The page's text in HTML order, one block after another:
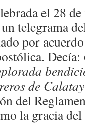
el 28
telegrama
por
Decía:
de
del
la gracia